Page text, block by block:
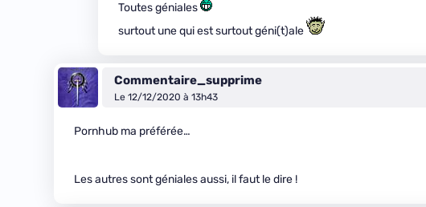
Toutes géniales
surtout une qui est surtout géni(t)ale
Commentaire_supprime
Le 12/12/2020 à 13h43
Pornhub ma préférée…
Les autres sont géniales aussi, il faut le dire !